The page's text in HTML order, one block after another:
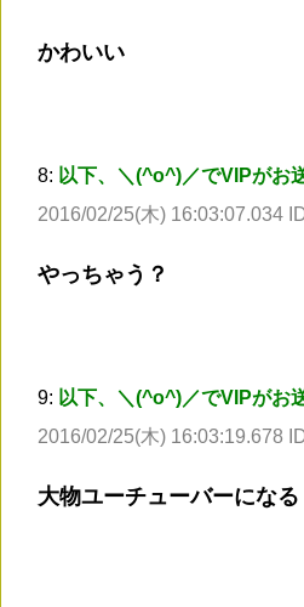
かわいい
8: 以下、＼(^o^)／でVIPがお
2016/02/25(木) 16:03:07.034
やっちゃう？
9: 以下、＼(^o^)／でVIPがお
2016/02/25(木) 16:03:19.678
大物ユーチューバーになる